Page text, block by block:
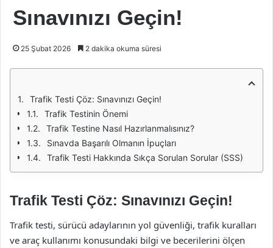
Sınavınızı Geçin!
25 Şubat 2026 2 dakika okuma süresi
Trafik Testi Çöz: Sınavınızı Geçin!
Trafik Testinin Önemi
Trafik Testine Nasıl Hazırlanmalısınız?
Sınavda Başarılı Olmanın İpuçları
Trafik Testi Hakkında Sıkça Sorulan Sorular (SSS)
Trafik Testi Çöz: Sınavınızı Geçin!
Trafik testi, sürücü adaylarının yol güvenliği, trafik kuralları
ve araç kullanımı konusundaki bilgi ve becerilerini ölçen